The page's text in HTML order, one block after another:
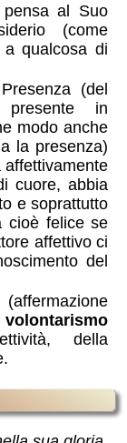
al Suo
(come
a qualcosa di
(del
in
modo anche
la presenza)
affettivamente
cuore, abbia
e soprattutto
cioè felice se
affettivo ci
del
della